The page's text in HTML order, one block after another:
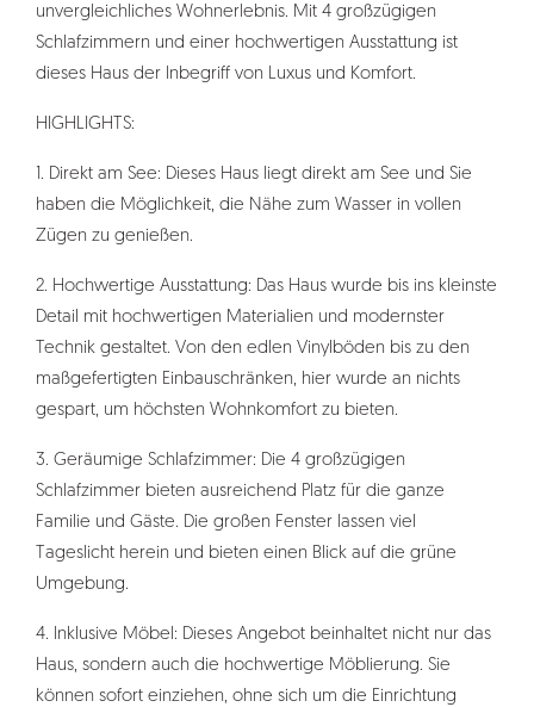
unvergleichliches Wohnerlebnis. Mit 4 großzügigen
Schlafzimmern und einer hochwertigen Ausstattung ist
dieses Haus der Inbegriff von Luxus und Komfort.
HIGHLIGHTS:
1. Direkt am See: Dieses Haus liegt direkt am See und Sie
haben die Möglichkeit, die Nähe zum Wasser in vollen
Zügen zu genießen.
2. Hochwertige Ausstattung: Das Haus wurde bis ins kleinste
Detail mit hochwertigen Materialien und modernster
Technik gestaltet. Von den edlen Vinylböden bis zu den
maßgefertigten Einbauschränken, hier wurde an nichts
gespart, um höchsten Wohnkomfort zu bieten.
3. Geräumige Schlafzimmer: Die 4 großzügigen
Schlafzimmer bieten ausreichend Platz für die ganze
Familie und Gäste. Die großen Fenster lassen viel
Tageslicht herein und bieten einen Blick auf die grüne
Umgebung.
4. Inklusive Möbel: Dieses Angebot beinhaltet nicht nur das
Haus, sondern auch die hochwertige Möblierung. Sie
können sofort einziehen, ohne sich um die Einrichtung